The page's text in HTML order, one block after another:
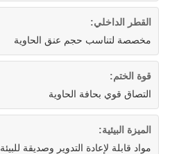
القطر الداخلي:
مخصصة لتناسب حجم عنق الحاوية
قوة الختم:
التصاق قوي بحافة الحاوية
الميزة البيئية:
مواد قابلة لإعادة التدوير وصديقة للبيئة